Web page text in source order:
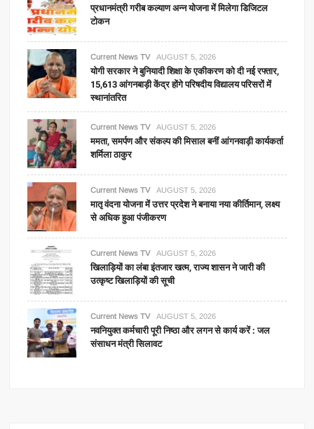
प्रधानमंत्री गरीब कल्याण अन्न योजना में मिलेगा डिजिटल
टोकन
Current News TV AUGUST 5, 2026
योगी सरकार ने बुनियादी शिक्षा के एकीकरण को दी नई रफ्तार,
15,613 आंगनबाड़ी केंद्र होंगे परिषदीय विद्यालय परिसरों में
स्थानांतरित
Current News TV AUGUST 5, 2026
ममता, समर्पण और संकल्प की मिसाल बनीं आंगनवाड़ी कार्यकर्ता
शर्मिला ठाकुर
Current News TV AUGUST 5, 2026
मातृ वंदना योजना में उत्तर प्रदेश ने बनाया नया कीर्तिमान, लक्ष्य
से अधिक हुआ पंजीकरण
Current News TV AUGUST 5, 2026
खिलाड़ियों का लंबा इंतजार खत्म, राज्य शासन ने जारी की
उत्कृष्ट खिलाड़ियों की सूची
Current News TV AUGUST 5, 2026
नवनियुक्त कर्मचारी पूरी निष्ठा और लगन से कार्य करें : जल
संसाधन मंत्री सिलावट